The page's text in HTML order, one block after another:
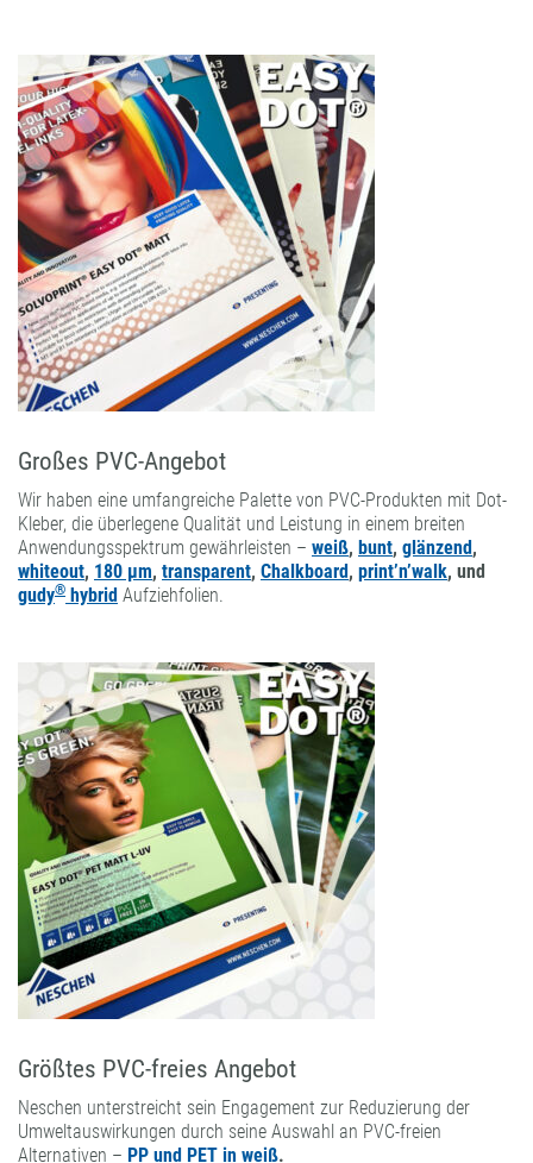
Großes PVC-Angebot
Wir haben eine umfangreiche Palette von PVC-Produkten mit Dot-
Kleber, die überlegene Qualität und Leistung in einem breiten
Anwendungsspektrum gewährleisten – weiß, bunt, glänzend,
whiteout, 180 µm, transparent, Chalkboard, print’n’walk, und
gudy® hybrid Aufziehfolien.
Größtes PVC-freies Angebot
Neschen unterstreicht sein Engagement zur Reduzierung der
Umweltauswirkungen durch seine Auswahl an PVC-freien
Alternativen – PP und PET in weiß.